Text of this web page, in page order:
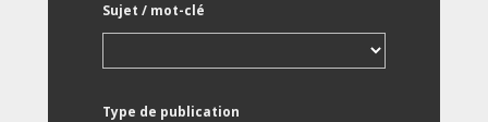
Sujet / mot-clé
Type de publication